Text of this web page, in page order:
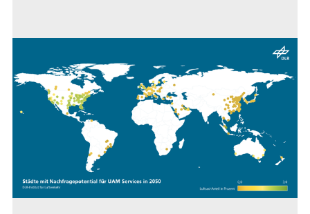
UAM ganzheitlich von der Idee und Konzeption über
die Simulation bis hin zum Flugversuch zu erforschen.
Das Projekt HorizonUAM lief von Juli 2020 bis August
2023. Zehn DLR-Institute aus ganz Deutschland
arbeiten mit den Kooperationspartnern NASA und
Bauhaus Luftfahrt zusammen.